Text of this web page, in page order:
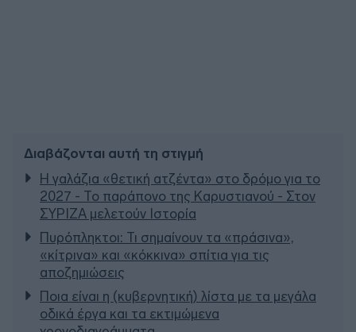
Διαβάζονται αυτή τη στιγμή
Η γαλάζια «θετική ατζέντα» στο δρόμο για το
2027 - Το παράπονο της Καρυστιανού - Στον
ΣΥΡΙΖΑ μελετούν Ιστορία
Πυρόπληκτοι: Τι σημαίνουν τα «πράσινα»,
«κίτρινα» και «κόκκινα» σπίτια για τις
αποζημιώσεις
Ποια είναι η (κυβερνητική) λίστα με τα μεγάλα
οδικά έργα και τα εκτιμώμενα